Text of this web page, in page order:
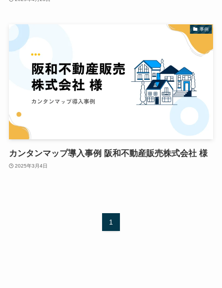
事例
カンタンマップ導入事例 阪和不動産販売株式会社 様
2025年3月4日
1